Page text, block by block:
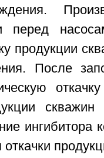
перед
продукции
После
скважин
ингибитора